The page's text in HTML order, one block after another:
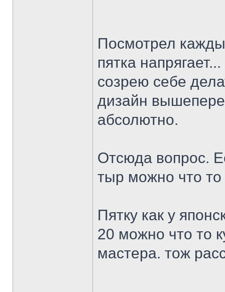
Посмотрел
пятка
созрею себе
дизайн
абсолютно.
Отсюда вопрос.
тыр можно что
Пятку как у
20 можно что то
мастера. тож